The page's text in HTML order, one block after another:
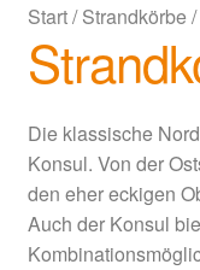
Start/Strandkörbe /
Die klassische
Konsul. Von der
den eher eckigen
Auch der Konsul